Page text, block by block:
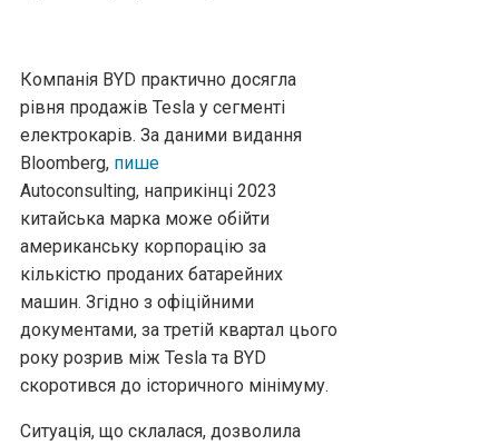
Компанія BYD практично досягла
рівня продажів Tesla у сегменті
електрокарів. За даними видання
Bloomberg, пише
Аutoconsulting, наприкінці 2023
китайська марка може обійти
американську корпорацію за
кількістю проданих батарейних
машин. Згідно з офіційними
документами, за третій квартал цього
року розрив між Tesla та BYD
скоротився до історичного мінімуму.
Ситуація, що склалася, дозволила